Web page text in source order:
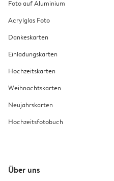
Foto auf Aluminium
Acrylglas Foto
Dankeskarten
Einladungskarten
Hochzeitskarten
Weihnachtskarten
Neujahrskarten
Hochzeitsfotobuch
Über uns